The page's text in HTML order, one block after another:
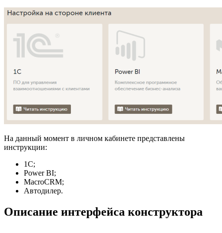
На данный момент в личном кабинете представлены
инструкции:
1C;
Power BI;
MacroCRM;
Автодилер.
Описание интерфейса конструктора